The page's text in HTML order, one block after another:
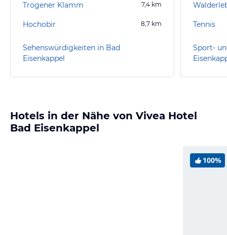
Trögener Klamm 7,4 km
Hochobir 8,7 km
Sehenswürdigkeiten in Bad
Eisenkappel
Tennis
Sport-
Hotels in der Nähe von Vivea Hotel
Bad Eisenkappel
100%